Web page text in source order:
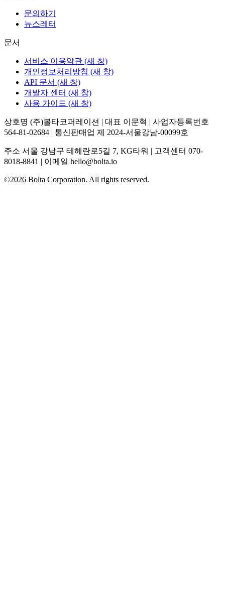
문의하기
뉴스레터
문서
서비스 이용약관 (새 창)
개인정보처리방침 (새 창)
API 문서 (새 창)
개발자 센터 (새 창)
사용 가이드 (새 창)
상호명 (주)볼타코퍼레이션 | 대표 이문혁 | 사업자등록번호
564-81-02684 | 통신판매업 제 2024-서울강남-00099호
주소 서울 강남구 테헤란로5길 7, KG타워 | 고객센터 070-
8018-8841 | 이메일 hello@bolta.io
©2026 Bolta Corporation. All rights reserved.